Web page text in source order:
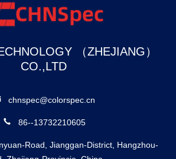
（ZHEJIANG）
CO.,LTD
chnspec@colorspec.cn
86--13732210605
Road, Jianggan-District, Hangzhou-